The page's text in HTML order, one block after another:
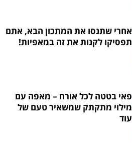
אחרי שתנסו את המתכון הבא, אתם
תפסיקו לקנות את זה במאפיות!
פאי בטטה לכל אורח – מאפה עם
מילוי מתקתק שמשאיר טעם של
עוד